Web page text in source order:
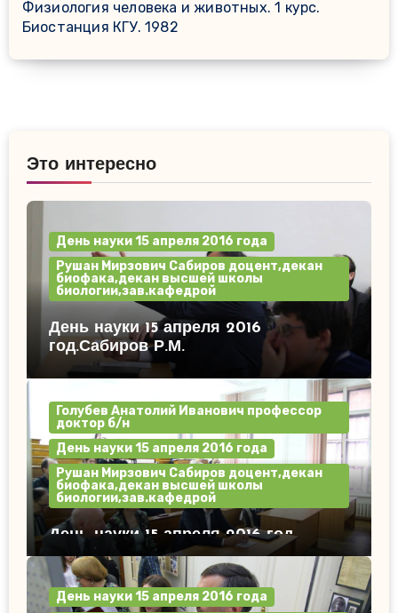
Физиология человека и животных. 1 курс.
Биостанция КГУ. 1982
Это интересно
День науки 15 апреля 2016 года
Рушан Мирзович Сабиров доцент,декан
биофака,декан высшей школы
биологии,зав.кафедрой
День науки 15 апреля 2016
год.Сабиров Р.М.
Голубев Анатолий Иванович профессор
доктор б/н
День науки 15 апреля 2016 года
Рушан Мирзович Сабиров доцент,декан
биофака,декан высшей школы
биологии,зав.кафедрой
День науки 15 апреля 2016 год.
День науки 15 апреля 2016 года